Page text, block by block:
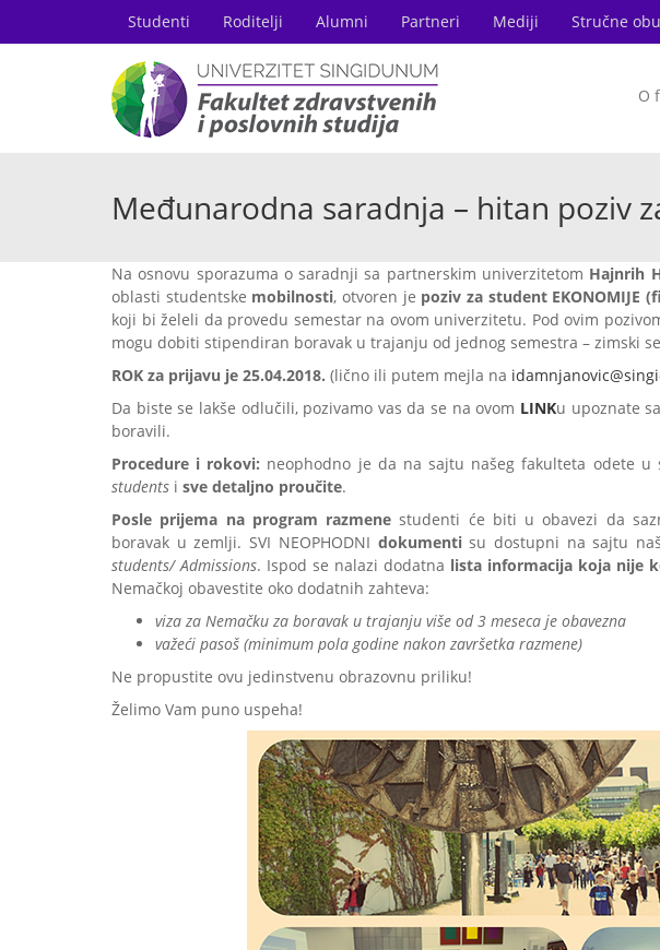
Studenti Roditelji Alumni Partneri Mediji Stručne
O
Međunarodna saradnja – hitan poziv
Na osnovu sporazuma o saradnji sa partnerskim univerzitetom Hajnrih
oblasti studentske mobilnosti, otvoren je poziv za student EKONOMIJE
koji bi želeli da provedu semestar na ovom univerzitetu. Pod ovim
mogu dobiti stipendiran boravak u trajanju od jednog semestra – zimski
ROK za prijavu je 25.04.2018. (lično ili putem mejla na
Da biste se lakše odlučili, pozivamo vas da se na ovom LINKu upoznate
boravili.
Procedure i rokovi: neophodno je da na sajtu našeg fakulteta odete
students i sve detaljno proučite.
Posle prijema na program razmene studenti će biti u obavezi da
boravak u zemlji. SVI NEOPHODNI dokumentisu dostupni na sajtu
students/ Admissions. Ispod se nalazi dodatna lista informacija koja nije
Nemačkoj obavestite oko dodatnih zahteva:
viza za Nemačku za boravak u trajanju više od 3 meseca je obavezna
važeći pasoš (minimum pola godine nakon završetka razmene)
Ne propustite ovu jedinstvenu obrazovnu priliku!
Želimo Vam puno uspeha!